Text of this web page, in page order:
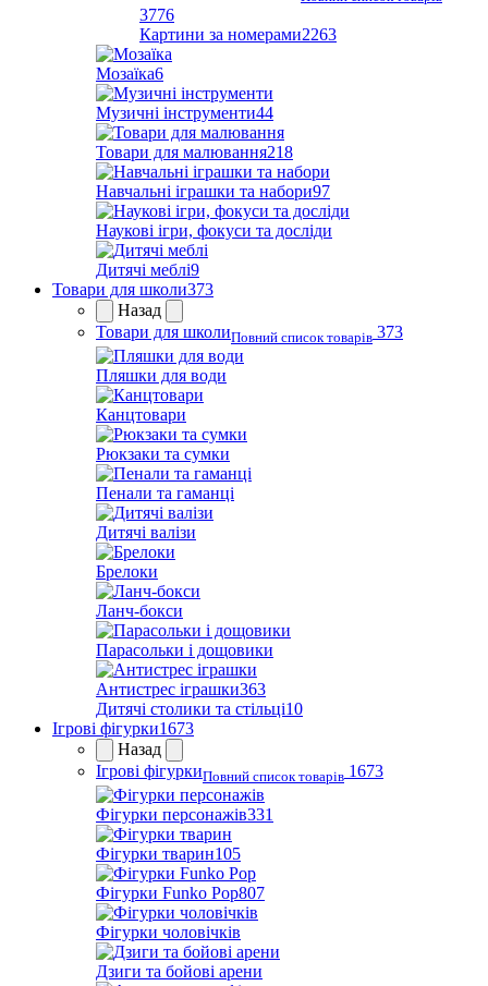
3776
Картини за номерами2263
Мозаїка6
Музичні інструменти44
Товари для малювання218
Навчальні іграшки та набори97
Наукові ігри, фокуси та досліди
Дитячі меблі9
Товари для школи373
Назад
Товари для школиПовний список товарів 373
Пляшки для води
Канцтовари
Рюкзаки та сумки
Пенали та гаманці
Дитячі валізи
Брелоки
Ланч-бокси
Парасольки і дощовики
Антистрес іграшки363
Дитячі столики та стільці10
Ігрові фігурки1673
Назад
Ігрові фігуркиПовний список товарів 1673
Фігурки персонажів331
Фігурки тварин105
Фігурки Funko Pop807
Фігурки чоловічків
Дзиги та бойові арени